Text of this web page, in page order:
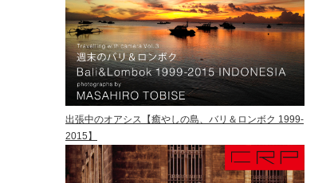
出張中のオアシス【癒やしの島、バリ＆ロンボク 1999-
2015】